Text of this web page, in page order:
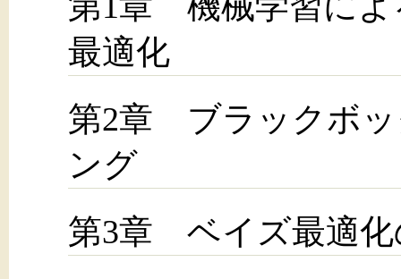
最適化
第2章 ブラックボッ
ング
第3章 ベイズ最適化